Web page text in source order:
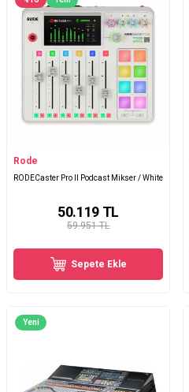
Rode
RODECaster Pro II Podcast Mikser / White
59.951 TL
50.119TL
Sepete Ekle
Yeni